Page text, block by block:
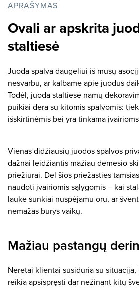
APRAŠYMAS
Ovali ar apskrita
staltiesė
Juoda spalva daugeliui iš mūsų
nesvarbu, ar kalbame apie juodus
Todėl, juoda staltiesė namų
puikiai dera su kitomis spalvomis:
išskirtinėmis bei yra tinkama
Vienas didžiausių juodos spalvos
dažnai leidžiantis mažiau dėmesio
priežiūrai. Dėl šios priežasties
naudoti įvairiomis sąlygomis – kai
lauke sunkiai nuspėjamu oru, ar
nemažas būrys vaikų.
Mažiau pastangų
Neretai klientai susiduria su
reikia apsispręsti dar nežinant kitų